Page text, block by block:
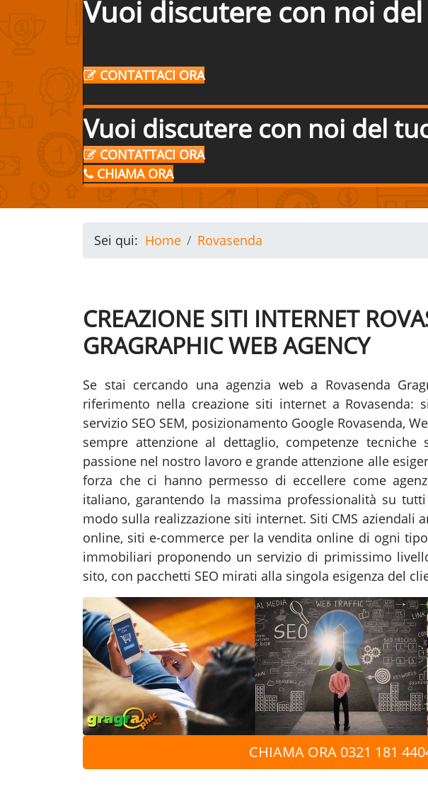
Vuoi discutere con noi
CONTATTACI ORA
Vuoi discutere con noi del
CONTATTACI ORA
CHIAMA ORA
Sei qui: Home Rovasenda
CREAZIONE SITI INTERNET
GRAGRAPHIC WEB AGENCY
Se stai cercando una agenzia web a Rovasenda
riferimento nella creazione siti internet a Rovasenda:
servizio SEO SEM, posizionamento Google Rovasenda,
sempre attenzione al dettaglio, competenze
passione nel nostro lavoro e grande attenzione alle
forza che ci hanno permesso di eccellere come
italiano, garantendo la massima professionalità su
modo sulla realizzazione siti internet. Siti CMS aziendali
online, siti e-commerce per la vendita online di ogni
immobiliari proponendo un servizio di primissimo
sito, con pacchetti SEO mirati alla singola esigenza del
CHIAMA ORA 0321 181